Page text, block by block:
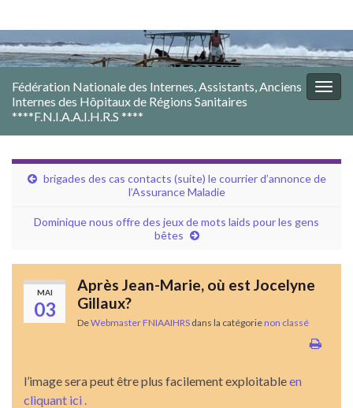
Fédération Nationale des Internes, Assistants, Anciens
Internes des Hôpitaux de Régions Sanitaires
****F.N.I.A.A.I.H.R.S ****
brigades des cas contacts (suite) le courrier d’annonce de
l’Assurance Maladie
Dominique nous offre des jeux de mots laids pour les gens
bêtes
MAI
03
Après Jean-Marie, où est Jocelyne
Gillaux?
DeWebmaster FNIAAIHRS dans la catégorie non classé
l’image sera peut être plus facilement exploitableen
cliquant ici .